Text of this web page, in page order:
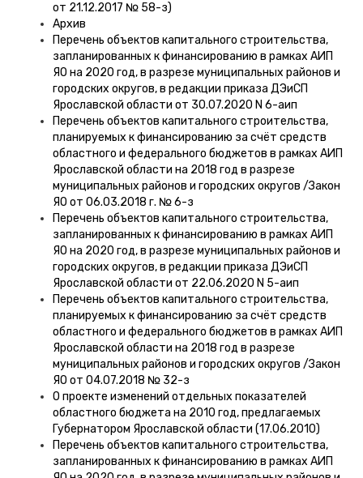
от 21.12.2017 № 58-з)
Архив
Перечень объектов капитального строительства,
запланированных к финансированию в рамках АИП
ЯО на 2020 год, в разрезе муниципальных районов и
городских округов, в редакции приказа ДЭиСП
Ярославской области от 30.07.2020 N 6-аип
Перечень объектов капитального строительства,
планируемых к финансированию за счёт средств
областного и федерального бюджетов в рамках АИП
Ярославской области на 2018 год в разрезе
муниципальных районов и городских округов /Закон
ЯО от 06.03.2018 г. № 6-з
Перечень объектов капитального строительства,
запланированных к финансированию в рамках АИП
ЯО на 2020 год, в разрезе муниципальных районов и
городских округов, в редакции приказа ДЭиСП
Ярославской области от 22.06.2020 N 5-аип
Перечень объектов капитального строительства,
планируемых к финансированию за счёт средств
областного и федерального бюджетов в рамках АИП
Ярославской области на 2018 год в разрезе
муниципальных районов и городских округов /Закон
ЯО от 04.07.2018 № 32-з
О проекте изменений отдельных показателей
областного бюджета на 2010 год, предлагаемых
Губернатором Ярославской области (17.06.2010)
Перечень объектов капитального строительства,
запланированных к финансированию в рамках АИП